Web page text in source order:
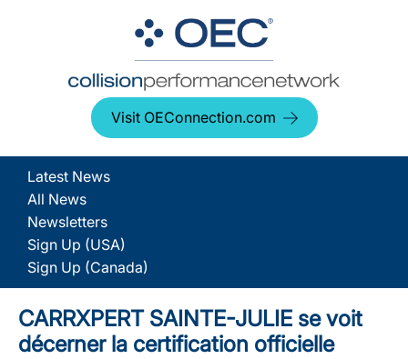
Visit OEConnection.com
Latest News
All News
Newsletters
Sign Up (USA)
Sign Up (Canada)
CARRXPERT SAINTE-JULIE se voit
décerner la certification officielle